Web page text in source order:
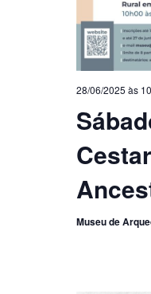
28/06/2025 às
Museu de